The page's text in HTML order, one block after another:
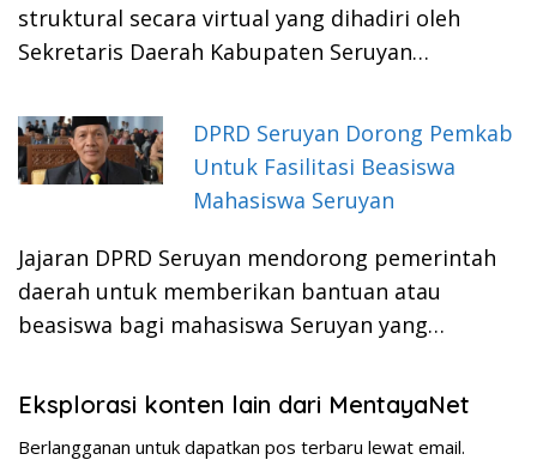
struktural secara virtual yang dihadiri oleh
Sekretaris Daerah Kabupaten Seruyan…
DPRD Seruyan Dorong Pemkab
Untuk Fasilitasi Beasiswa
Mahasiswa Seruyan
Jajaran DPRD Seruyan mendorong pemerintah
daerah untuk memberikan bantuan atau
beasiswa bagi mahasiswa Seruyan yang…
Eksplorasi konten lain dari MentayaNet
Berlangganan untuk dapatkan pos terbaru lewat email.